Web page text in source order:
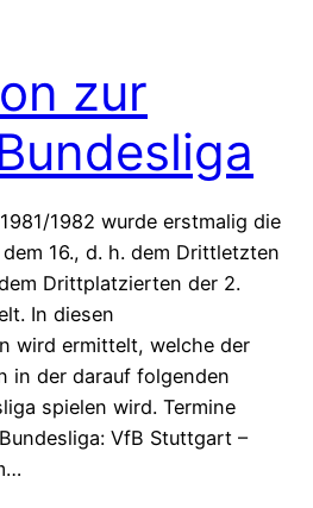
zur
1982 wurde erstmalig die
16., d. h. dem Drittletzten
Drittplatzierten der 2.
In diesen
wird ermittelt, welche der
in der darauf folgenden
spielen wird. Termine
VfB Stuttgart –